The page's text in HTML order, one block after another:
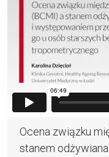
Ocena związku
stanem